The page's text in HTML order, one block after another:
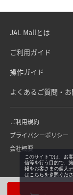
JAL Mallとは
ご利用ガイド
操作ガイド
よくあるご質問・
ご利用規約
プライバシーポリシー
会社概要
このサイトでは、お
信等を行う目的で、
報をお客さまの個人
は こちらを参照くださ